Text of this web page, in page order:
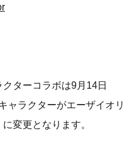
ターコラボは9月14日
ャラクターがエーザイオリ
変更となります。